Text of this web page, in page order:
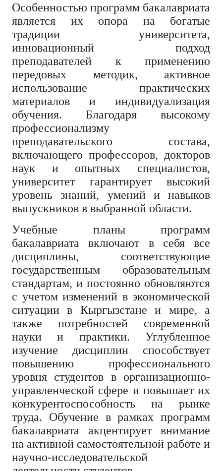
Особенностью программ бакалавриата
является их опора на богатые
традиции университета,
инновационный подход
преподавателей к применению
передовых методик, активное
использование практических
материалов и индивидуализация
обучения. Благодаря высокому
профессионализму
преподавательского состава,
включающего профессоров, докторов
наук и опытных специалистов,
университет гарантирует высокий
уровень знаний, умений и навыков
выпускников в выбранной области.
Учебные планы программ
бакалавриата включают в себя все
дисциплины, соответствующие
государственным образовательным
стандартам, и постоянно обновляются
с учетом изменений в экономической
ситуации в Кыргызстане и мире, а
также потребностей современной
науки и практики. Углубленное
изучение дисциплин способствует
повышению профессионального
уровня студентов в организационно-
управленческой сфере и повышает их
конкурентоспособность на рынке
труда. Обучение в рамках программ
бакалавриата акцентирует внимание
на активной самостоятельной работе и
научно-исследовательской